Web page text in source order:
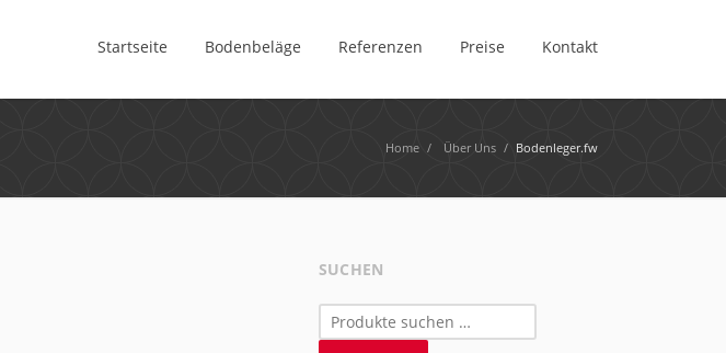
Startseite Bodenbeläge Referenzen Preise Kontakt
Home / Über Uns / Bodenleger.fw
SUCHEN
Suchen
nach: